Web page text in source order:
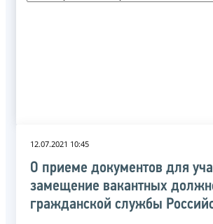
12.07.2021 10:45
О приеме документов для
замещение вакантных
гражданской службы